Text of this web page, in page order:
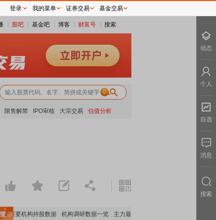
股吧 基金吧 博客 财富号 搜索
0
限售解禁 IPO审核 大宗交易 估值分析
要机构持股数据 机构调研数据一览 主力最新动向
登录 我的菜单 证券交易 基金交易
动态
个人
自选
消息
搜索